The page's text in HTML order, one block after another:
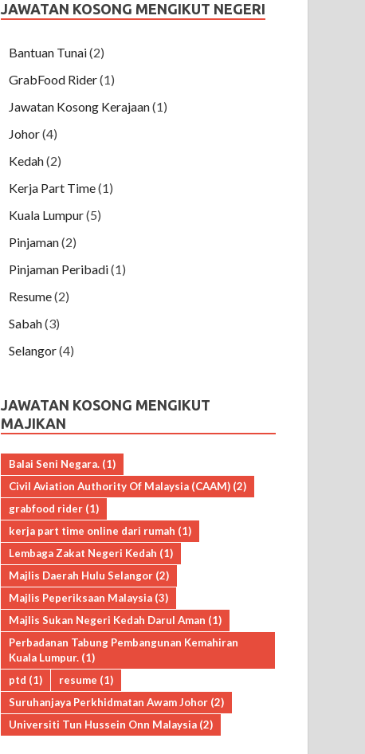
JAWATAN KOSONG MENGIKUT NEGERI
Bantuan Tunai(2)
GrabFood Rider(1)
Jawatan Kosong Kerajaan(1)
Johor(4)
Kedah(2)
Kerja Part Time(1)
Kuala Lumpur(5)
Pinjaman(2)
Pinjaman Peribadi(1)
Resume(2)
Sabah(3)
Selangor(4)
JAWATAN KOSONG MENGIKUT
MAJIKAN
Balai Seni Negara. (1)
Civil Aviation Authority Of Malaysia (CAAM) (2)
grabfood rider (1)
kerja part time online dari rumah (1)
Lembaga Zakat Negeri Kedah (1)
Majlis Daerah Hulu Selangor (2)
Majlis Peperiksaan Malaysia (3)
Majlis Sukan Negeri Kedah Darul Aman (1)
Perbadanan Tabung Pembangunan Kemahiran
Kuala Lumpur. (1)
ptd (1) resume (1)
Suruhanjaya Perkhidmatan Awam Johor (2)
Universiti Tun Hussein Onn Malaysia (2)